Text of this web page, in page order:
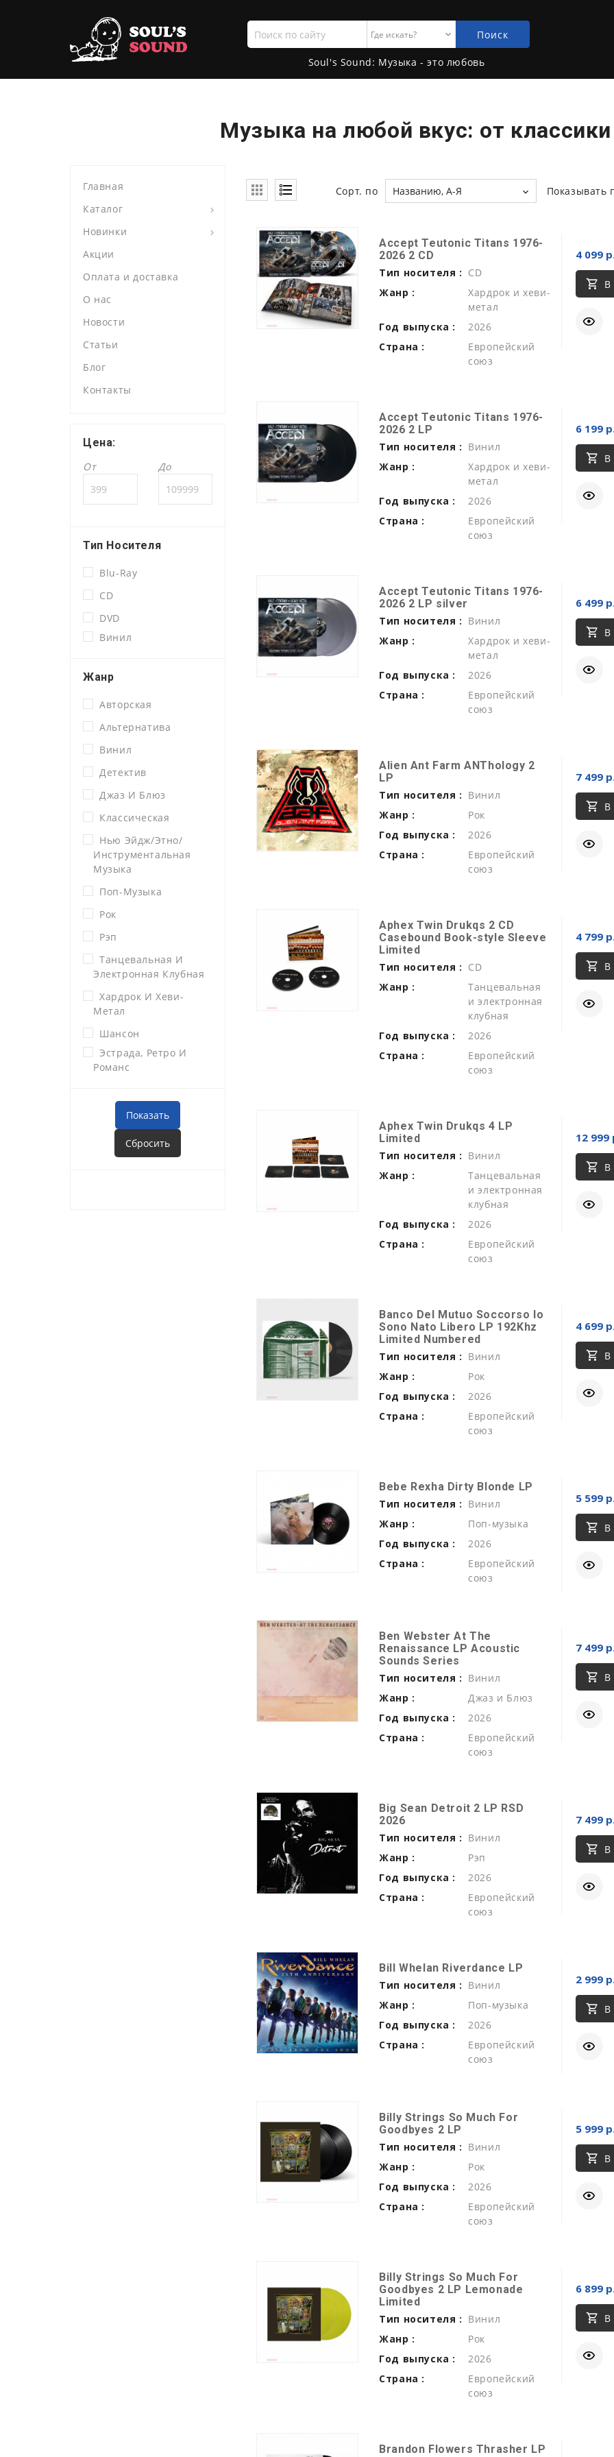
Поиск
по
сайту
Поиск
Soul's Sound: Музыка - это любовь
Музыка на любой вкус: от
Главная
Каталог
Новинки
Акции
Оплата и доставка
О нас
Новости
Статьи
Блог
Контакты
Цена:
От
До
Тип Носителя
Blu-Ray
CD
DVD
Винил
Жанр
Авторская
Альтернатива
Винил
Детектив
Джаз И Блюз
Классическая
Нью Эйдж/этно/
Инструментальная
Музыка
Поп-Музыка
Рок
Рэп
Танцевальная И
Электронная Клубная
Хардрок И Хеви-
Метал
Шансон
Эстрада, Ретро И
Романс
Сорт. по Названию, А-Я Показывать
Accept Teutonic Titans 1976-
2026 2 CD
Тип носителя : CD
Жанр :
Хардрок и хеви-
метал
Год выпуска :
2026
Страна :
Европейский
союз
4 099
В
Accept Teutonic Titans 1976-
2026 2 LP
Тип носителя : Винил
Жанр :
Хардрок и хеви-
метал
Год выпуска :
2026
Страна :
Европейский
союз
6 199
В
Accept Teutonic Titans 1976-
2026 2 LP silver
Тип носителя : Винил
Жанр :
Хардрок и хеви-
метал
Год выпуска :
2026
Страна :
Европейский
союз
6 499
В
Alien Ant Farm ANThology 2
LP
Тип носителя : Винил
Жанр :
Рок
Год выпуска :
2026
Страна :
Европейский
союз
7 499
В
Aphex Twin Drukqs 2 CD
Casebound Book-style Sleeve
Limited
Тип носителя : CD
Жанр :
Танцевальная
и электронная
клубная
Год выпуска :
2026
Страна :
Европейский
союз
4 799
В
Aphex Twin Drukqs 4 LP
Limited
Тип носителя : Винил
Жанр :
Танцевальная
и электронная
клубная
Год выпуска :
2026
Страна :
Европейский
союз
12 999
В
Banco Del Mutuo Soccorso Io
Sono Nato Libero LP 192Khz
Limited Numbered
Тип носителя : Винил
Жанр :
Рок
Год выпуска :
2026
Страна :
Европейский
союз
4 699
В
Bebe Rexha Dirty Blonde LP
Тип носителя : Винил
Жанр :
Поп-музыка
Год выпуска :
2026
Страна :
Европейский
союз
5 599
В
Ben Webster At The
Renaissance LP Acoustic
Sounds Series
Тип носителя : Винил
Жанр :
Джаз и Блюз
Год выпуска :
2026
Страна :
Европейский
союз
7 499
В
Big Sean Detroit 2 LP RSD
2026
Тип носителя : Винил
Жанр :
Рэп
Год выпуска :
2026
Страна :
Европейский
союз
7 499
В
Bill Whelan Riverdance LP
Тип носителя : Винил
Жанр :
Поп-музыка
Год выпуска :
2026
Страна :
Европейский
союз
2 999
В
Billy Strings So Much For
Goodbyes 2 LP
Тип носителя : Винил
Жанр :
Рок
Год выпуска :
2026
Страна :
Европейский
союз
5 999
В
Billy Strings So Much For
Goodbyes 2 LP Lemonade
Limited
Тип носителя : Винил
Жанр :
Рок
Год выпуска :
2026
Страна :
Европейский
союз
6 899
В
Brandon Flowers Thrasher LP